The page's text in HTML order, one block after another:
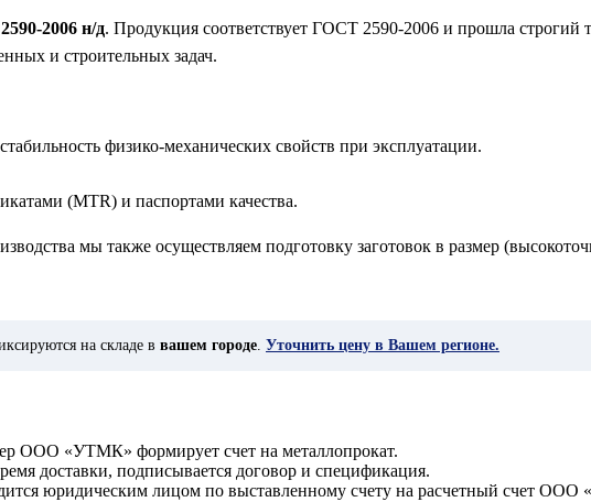
2006 н/д. Продукция соответствует ГОСТ 2590-2006 и прошла строгий
и строительных задач.
физико-механических свойств при эксплуатации.
(MTR) и паспортами качества.
мы также осуществляем подготовку заготовок в размер
на складе в вашем городе. Уточнить цену в Вашем регионе.
ООО «УТМК» формирует счет на металлопрокат.
доставки, подписывается договор и спецификация.
юридическим лицом по выставленному счету на расчетный счет